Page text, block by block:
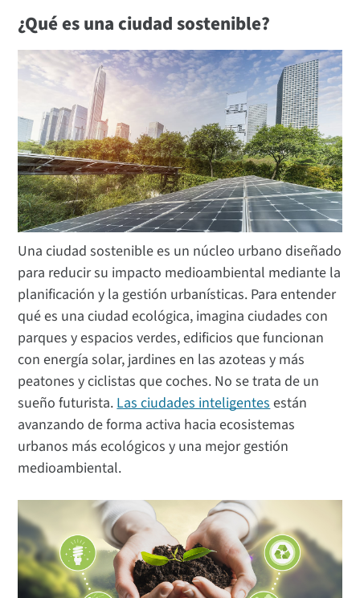
¿Qué es una ciudad sostenible?
Una ciudad sostenible es un núcleo urbano diseñado
para reducir su impacto medioambiental mediante la
planificación y la gestión urbanísticas. Para entender
qué es una ciudad ecológica, imagina ciudades con
parques y espacios verdes, edificios que funcionan
con energía solar, jardines en las azoteas y más
peatones y ciclistas que coches. No se trata de un
sueño futurista.Las ciudades inteligentesestán
avanzando de forma activa hacia ecosistemas
urbanos más ecológicos y una mejor gestión
medioambiental.